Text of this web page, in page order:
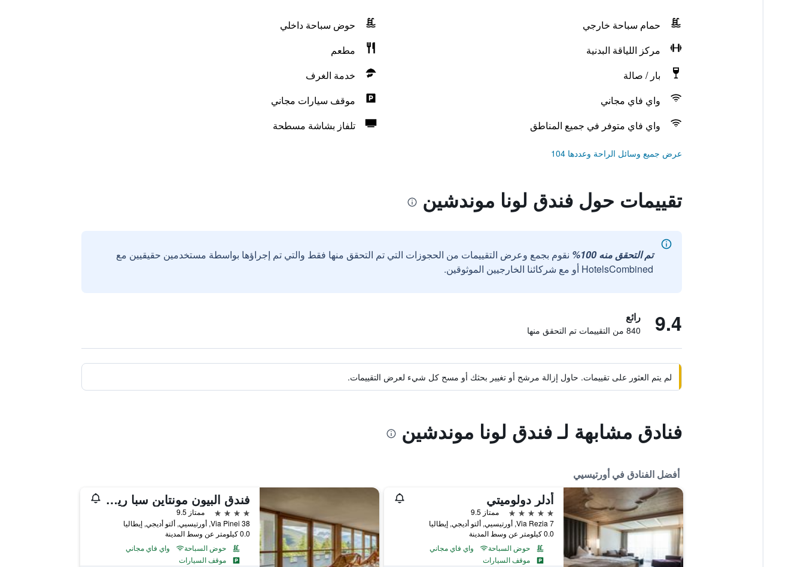
حمام سباحة خارجي
حوض سباحة داخلي
مركز اللياقة البدنية
مطعم
بار / صالة
خدمة الغرف
واي فاي مجاني
موقف سيارات مجاني
واي فاي متوفر في جميع المناطق
تلفاز بشاشة مسطحة
عرض جميع وسائل الراحة وعددها 104
تقييمات حول فندق لونا موندشين
تم التحقق منه 100%
نقوم بجمع وعرض التقييمات من الحجوزات التي تم التحقق منها فقط والتي تم إجراؤها بواسطة مستخدمين حقيقيين مع
HotelsCombined أو مع شركائنا الخارجيين الموثوقين.
9.4 رائع
840 من التقييمات تم التحقق منها
لم يتم العثور على تقييمات. حاول إزالة مرشح أو تغيير بحثك أو مسح كل شيء لعرض التقييمات.
فنادق مشابهة لـ فندق لونا موندشين
أفضل الفنادق في أورتيسيي
أدلر دولوميتي
5 نجوم
ممتاز 9.5
Via Rezia 7, أورتيسيي, ألتو أديجي, إيطاليا
0.0 كيلومتر عن وسط المدينة
حوض السباحة
واي فاي مجاني
موقف السيارات
فندق البيون مونتاين سبا ريزورت دولوميت
4 نجوم
ممتاز 9.5
Via Pinei 38, أورتيسيي, ألتو أديجي, إيطاليا
0.0 كيلومتر عن وسط المدينة
حوض السباحة
واي فاي مجاني
موقف السيارات